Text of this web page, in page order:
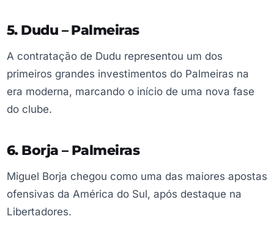
5. Dudu – Palmeiras
A contratação de Dudu representou um dos
primeiros grandes investimentos do Palmeiras na
era moderna, marcando o início de uma nova fase
do clube.
6. Borja – Palmeiras
Miguel Borja chegou como uma das maiores apostas
ofensivas da América do Sul, após destaque na
Libertadores.